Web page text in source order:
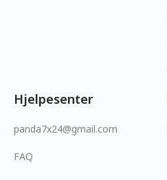
Hjelpesenter
panda7x24@gmail.com
FAQ